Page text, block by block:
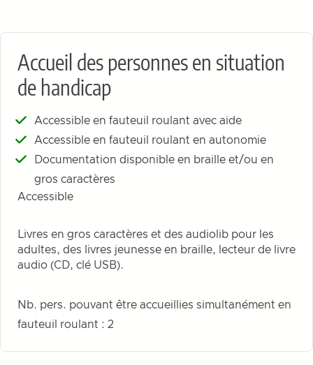
Accueil des personnes en situation
de handicap
Accessible en fauteuil roulant avec aide
Accessible en fauteuil roulant en autonomie
Documentation disponible en braille et/ou en
gros caractères
Accessible
Livres en gros caractères et des audiolib pour les
adultes, des livres jeunesse en braille, lecteur de livre
audio (CD, clé USB).
Nb. pers. pouvant être accueillies simultanément en
fauteuil roulant : 2